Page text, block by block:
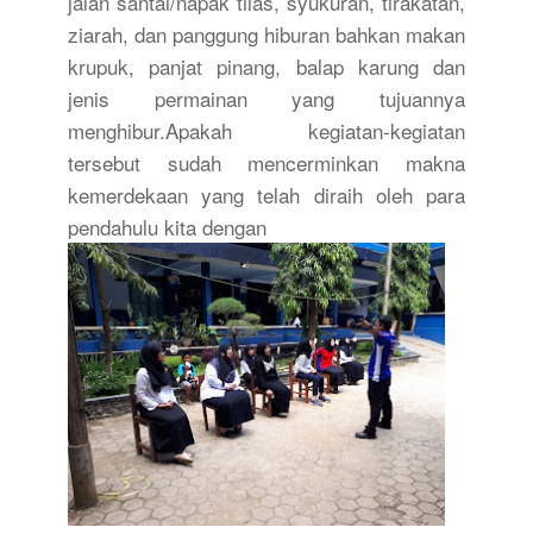
ziarah, dan panggung hiburan bahkan makan
krupuk, panjat pinang, balap karung dan
jenis permainan yang tujuannya
menghibur.Apakah kegiatan-kegiatan
tersebut sudah mencerminkan makna
kemerdekaan yang telah diraih oleh para
pendahulu kita dengan